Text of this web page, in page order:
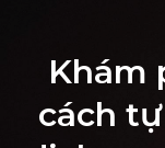
Khám
cách